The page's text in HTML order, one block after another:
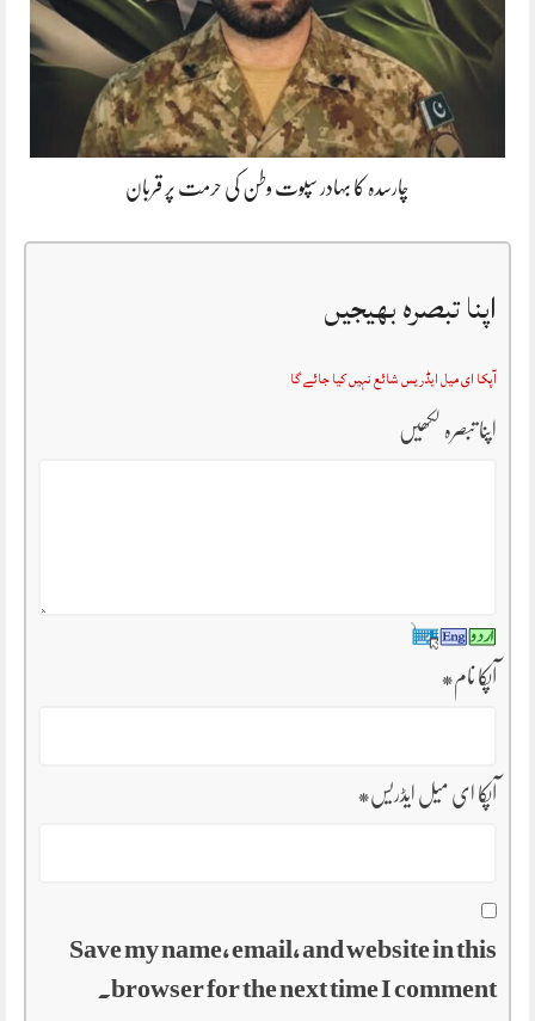
چارسدہ کا بہادر سپوت وطن کی حرمت پر قربان
اپنا تبصرہ بھیجیں
آپکا ای میل ایڈریس شائع نہیں کیا جائے گا
اپنا تبصرہ لکھیں
آپکا نام*
آپکا ای میل ایڈریس*
Save my name, email, and website in this
browser for the next time I comment.